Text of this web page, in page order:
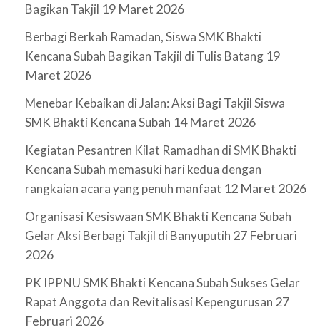
Bagikan Takjil 19 Maret 2026
Berbagi Berkah Ramadan, Siswa SMK Bhakti
Kencana Subah Bagikan Takjil di Tulis Batang 19
Maret 2026
Menebar Kebaikan di Jalan: Aksi Bagi Takjil Siswa
SMK Bhakti Kencana Subah 14 Maret 2026
Kegiatan Pesantren Kilat Ramadhan di SMK Bhakti
Kencana Subah memasuki hari kedua dengan
rangkaian acara yang penuh manfaat 12 Maret 2026
Organisasi Kesiswaan SMK Bhakti Kencana Subah
Gelar Aksi Berbagi Takjil di Banyuputih 27 Februari
2026
PK IPPNU SMK Bhakti Kencana Subah Sukses Gelar
Rapat Anggota dan Revitalisasi Kepengurusan 27
Februari 2026